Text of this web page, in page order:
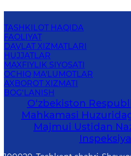
TASHKILOT HAQIDA
FAOLIYAT
DAVLAT XIZMATLARI
HUJJATLAR
MAXFIYLIK SIYOSATI
OCHIQ MA'LUMOTLAR
AXBOROT XIZMATI
BOG‘LANISH
O‘zbekiston
Mahkamasi
Majmui Ustidan